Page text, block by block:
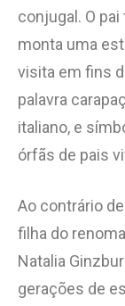
conjugal. O
monta uma
visita em fins
palavra
italiano, e
órfãs de pais
Ao contrário
filha do
Natalia
gerações de